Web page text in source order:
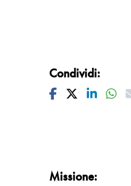
Condividi:
Facebook
TwitterLinkedin
Missione: